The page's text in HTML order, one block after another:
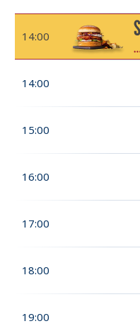
14:00
14:00
15:00
16:00
17:00
18:00
19:00